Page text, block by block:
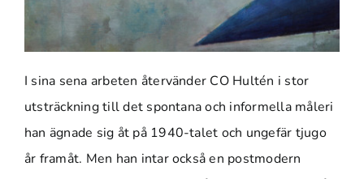
I sina sena arbeten återvänder CO Hultén i stor
utsträckning till det spontana och informella måleri
han ägnade sig åt på 1940-talet och ungefär tjugo
år framåt. Men han intar också en postmodern